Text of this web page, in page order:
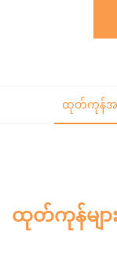
ထုတ်ကုန်အ
ထုတ်ကုန်မျာ